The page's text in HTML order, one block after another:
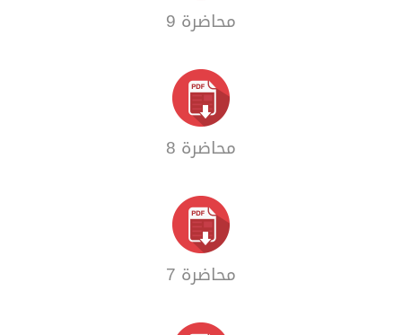
محاضرة 9
محاضرة 8
محاضرة 7